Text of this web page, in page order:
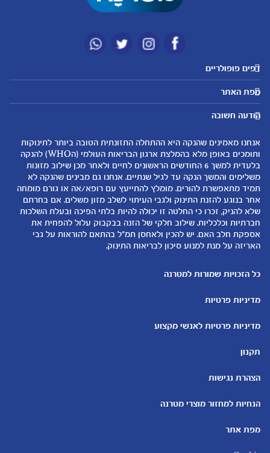
דפים פופולריים
מטרנה לשירותכם
היועצות שלנו
שאלות נפוצות
אודות
لموقع متيرنا باللغة العربية
מועדון מטרנה
רכישת מוצרים
המוצרים שלנו
קופונים
מפת האתר
אבני דרך
לקראת הריון
0-6 חודשים
6-12 חודשים
12-24 חודשים
נושאים
שמות לתינוקות
התפתחות התינוק
תזונת תינוקות
טיפול בתינוק
הנקה
להיות הורים
מחשבון ביוץ
מחשבון שמות
מחשבון צבע עיניים
הודעה חשובה
אנחנו מאמינים שהנקה היא ההתחלה התזונתית הטובה ביותר לתינוקות
ותומכים באופן מלא בהמלצת ארגון הבריאות העולמי (הWHO) להנקה
בלעדית למשך 6 החודשים הראשונים לחיים ולאחר מכן שילוב מזונות
משלימים והמשך הנקה עד לגיל שנתיים. אנחנו גם מבינים שהנקה לא
תמיד מתאפשרת להורים. מומלץ להתייעץ עם רופא/אה או גורם מומחה
אחר בנוגע להזנת התינוק ולגבי העיתוי לשלב מזון משלים. אם בחרתם
שלא להניק, זכרו כי החלטה זו יכולה להיות בלתי הפיכה ובעלת השלכות
חברתיות וכלכליות. שילוב חלקי של הזנה בבקבוק עלול להפחית את
אספקת חלב האם. יש להכין ולאחסן תמ"ל בהתאם להוראות על גבי
האריזה על מנת למנוע סיכון לבריאות התינוק.
כל הזכויות שמורות למטרנה
מדיניות פרטיות
מדיניות פרטיות לאנשי מקצוע
תקנון
הצהרת נגישות
הנחיות למחזור מוצרי מטרנה
מפת אתר